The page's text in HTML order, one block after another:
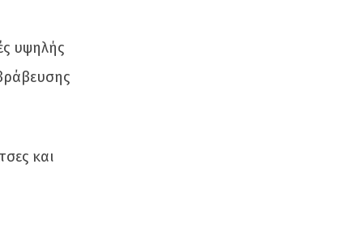
υψηλής
και